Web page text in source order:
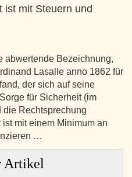
ist mit Steuern und
abwertende Bezeichnung,
Lasalle anno 1862 für
der sich auf seine
für Sicherheit (im
die Rechtsprechung
mit einem Minimum an
…
Artikel